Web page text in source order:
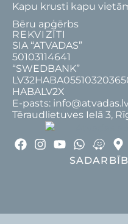
Kapu krusti kapu
Bēru apģērbs
REKVIZĪTI
SIA “ATVADAS”
50103114641
“SWEDBANK”
HABALV2X
E-pasts:
Tēraudlietuves Ielā 3,